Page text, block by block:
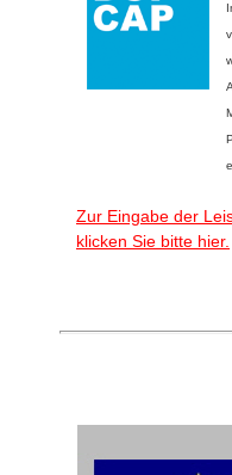
Zur Eingabe der
klicken Sie bitte hier.